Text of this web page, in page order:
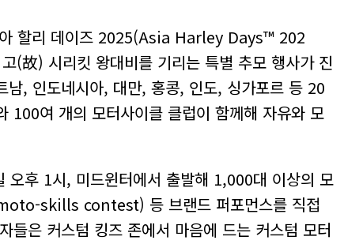
아 할리 데이즈 2025(Asia Harley Days™ 202
(故) 시리킷 왕대비를 기리는 특별 추모 행사가 진
, 인도네시아, 대만, 홍콩, 인도, 싱가포르 등 20
여 개의 모터사이클 클럽이 함께해 자유와 모
오후 1시, 미드윈터에서 출발해 1,000대 이상의 모
skills contest) 등 브랜드 퍼포먼스를 직접
은 커스텀 킹즈 존에서 마음에 드는 커스텀 모터